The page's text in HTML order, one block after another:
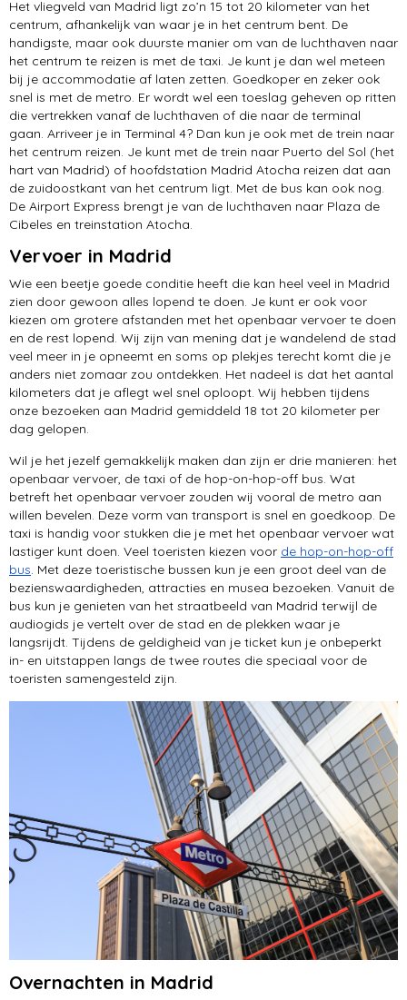
Het vliegveld van Madrid ligt zo’n 15 tot 20 kilometer van het
centrum, afhankelijk van waar je in het centrum bent. De
handigste, maar ook duurste manier om van de luchthaven naar
het centrum te reizen is met de taxi. Je kunt je dan wel meteen
bij je accommodatie af laten zetten. Goedkoper en zeker ook
snel is met de metro. Er wordt wel een toeslag geheven op ritten
die vertrekken vanaf de luchthaven of die naar de terminal
gaan. Arriveer je in Terminal 4? Dan kun je ook met de trein naar
het centrum reizen. Je kunt met de trein naar Puerto del Sol (het
hart van Madrid) of hoofdstation Madrid Atocha reizen dat aan
de zuidoostkant van het centrum ligt. Met de bus kan ook nog.
De Airport Express brengt je van de luchthaven naar Plaza de
Cibeles en treinstation Atocha.
Vervoer in Madrid
Wie een beetje goede conditie heeft die kan heel veel in Madrid
zien door gewoon alles lopend te doen. Je kunt er ook voor
kiezen om grotere afstanden met het openbaar vervoer te doen
en de rest lopend. Wij zijn van mening dat je wandelend de stad
veel meer in je opneemt en soms op plekjes terecht komt die je
anders niet zomaar zou ontdekken. Het nadeel is dat het aantal
kilometers dat je aflegt wel snel oploopt. Wij hebben tijdens
onze bezoeken aan Madrid gemiddeld 18 tot 20 kilometer per
dag gelopen.
Wil je het jezelf gemakkelijk maken dan zijn er drie manieren: het
openbaar vervoer, de taxi of de hop-on-hop-off bus. Wat
betreft het openbaar vervoer zouden wij vooral de metro aan
willen bevelen. Deze vorm van transport is snel en goedkoop. De
taxi is handig voor stukken die je met het openbaar vervoer wat
lastiger kunt doen. Veel toeristen kiezen voor de hop-on-hop-off
bus . Met deze toeristische bussen kun je een groot deel van de
bezienswaardigheden, attracties en musea bezoeken. Vanuit de
bus kun je genieten van het straatbeeld van Madrid terwijl de
audiogids je vertelt over de stad en de plekken waar je
langsrijdt. Tijdens de geldigheid van je ticket kun je onbeperkt
in- en uitstappen langs de twee routes die speciaal voor de
toeristen samengesteld zijn.
Overnachten in Madrid